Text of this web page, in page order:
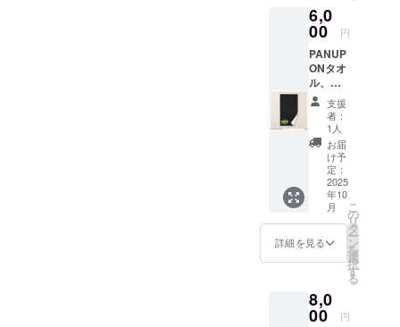
ケット
は
PANUP
ON原宿/
表参道
店舗で
の施術
時にご
利用い
ただけ
ます。
・ご予
約の際
は、お
電話ま
たは公
式
「クラ
ウド
6,0
00 円
PANUP
ONタオ
ル、ス
テッ
カー応
援プラ
ン ・オ
リジナ
ルタオ
40.64c
m x
71.12c
m ・オ
リジナ
インス
テッ
支援
者：
1人
お届
け予
定：
2025
年10
月
詳細を見る
こ
の
リ
タ
ー
ン
を
選
択
す
る
8,0
00 円